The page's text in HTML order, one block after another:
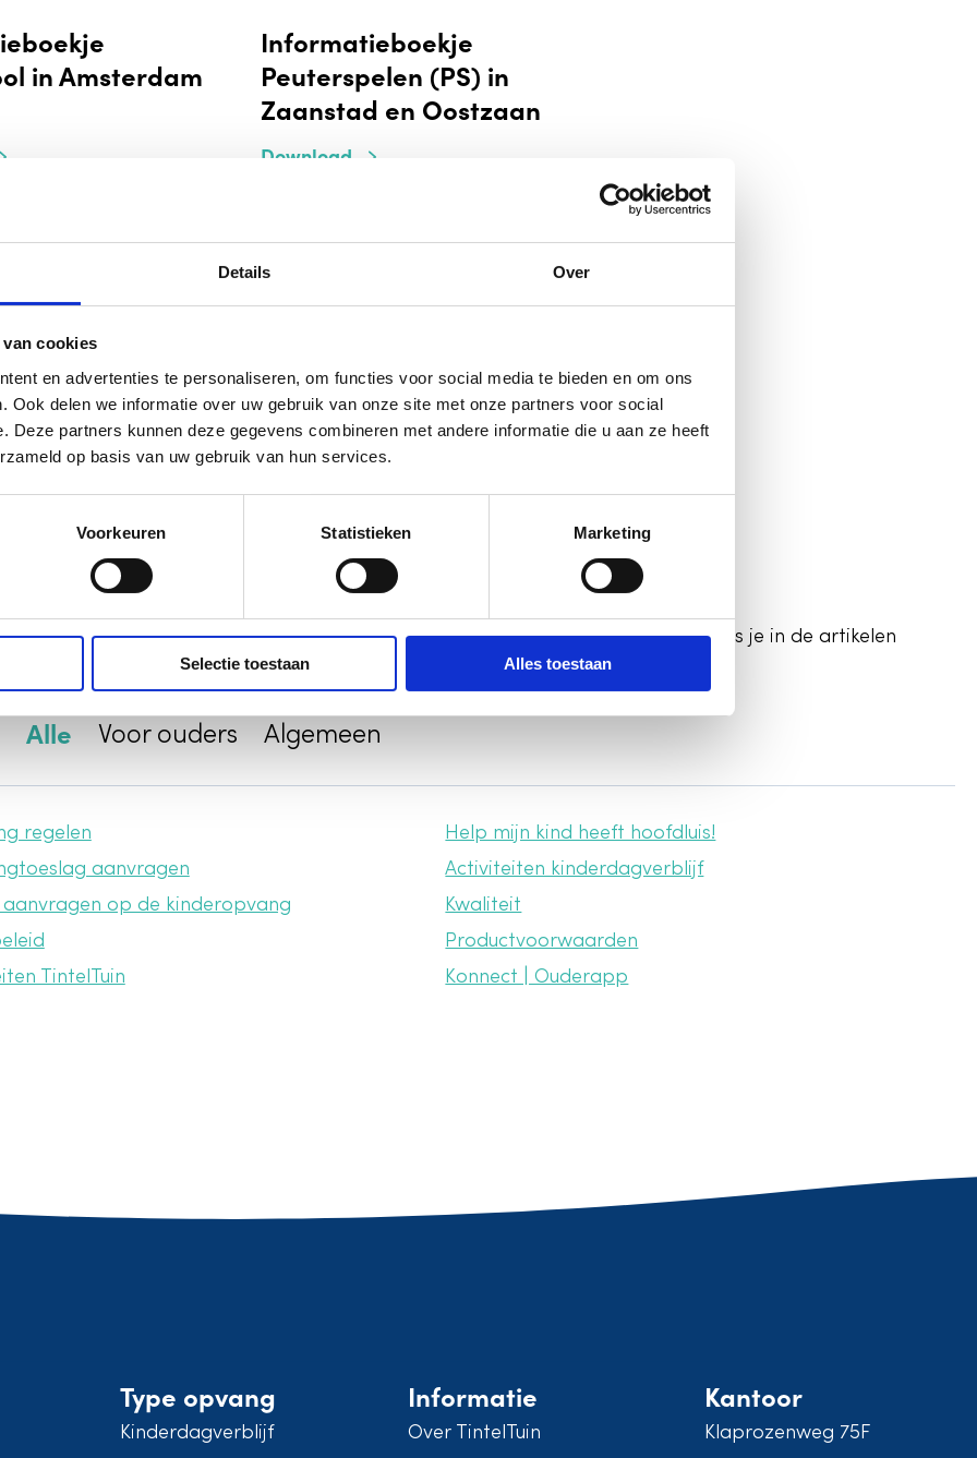
Details Over
cookies
en advertenties te personaliseren, om functies voor social media te bieden en om ons
Ook delen we informatie over uw gebruik van onze site met onze partners voor social
Deze partners kunnen deze gegevens combineren met andere informatie die u aan ze heeft
op basis van uw gebruik van hun services.
Voorkeuren Statistieken Marketing
Selectie toestaan Alles toestaan
in Amsterdam
Informatieboekje
Peuterspelen (PS) in
Zaanstad en Oostzaan
Download
BSLO
met kinderopvangtoeslag en wat is ons medicijnenbeleid? Dit en meer lees je in de artikelen
je toch nog een vraag? Neemcontact
Alle Voor ouders Algemeen
regelen
aanvragen
aanvragen op de kinderopvang
TintelTuin
Help mijn kind heeft hoofdluis!
Activiteiten kinderdagverblijf
Kwaliteit
Productvoorwaarden
Konnect | Ouderapp
Type opvang
Kinderdagverblijf
Informatie
Over TintelTuin
Kantoor
Klaprozenweg 75F